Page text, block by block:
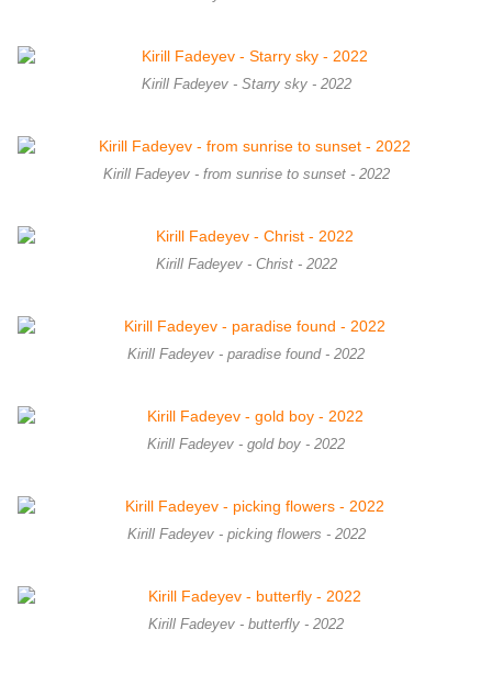
Kirill Fadeyev - Starry sky - 2022
Kirill Fadeyev - from sunrise to sunset - 2022
Kirill Fadeyev - Christ - 2022
Kirill Fadeyev - paradise found - 2022
Kirill Fadeyev - gold boy - 2022
Kirill Fadeyev - picking flowers - 2022
Kirill Fadeyev - butterfly - 2022